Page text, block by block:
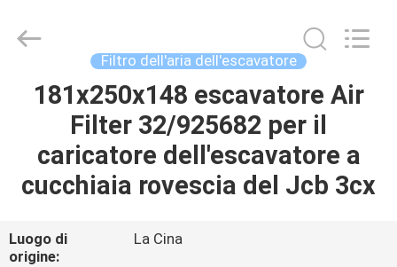
CASA
PRODOTTI
NOI
Management
Services
Reserved.
Filtro dell'aria dell'escavatore
181x250x148 escavatore Air
Filter 32/925682 per il
caricatore dell'escavatore a
cucchiaia rovescia del Jcb 3cx
Luogo di
origine:
La Cina